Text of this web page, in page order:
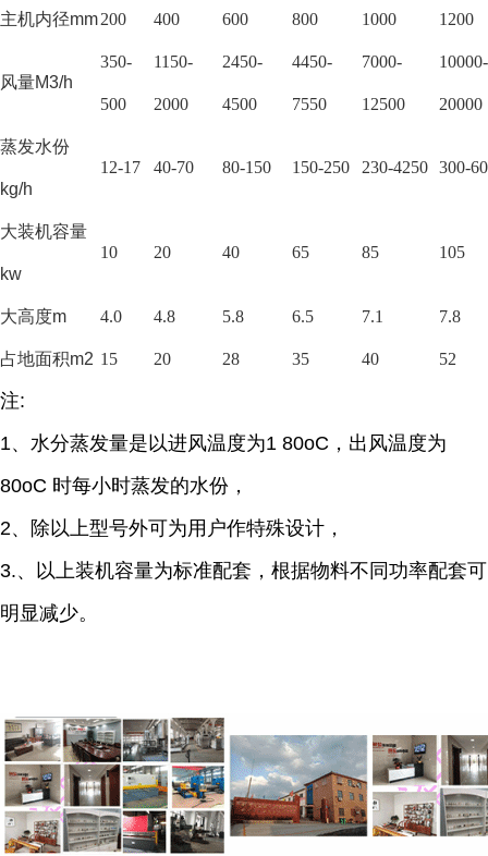
主机内径mm200 400 600 800 1000 1200
风量M3/h
350-
500
1150-
2000
2450-
4500
4450-
7550
7000-
12500
10000-
20000
蒸发水份
kg/h
12-17 40-70 80-150 150-250 230-4250 300-
大装机容量
kw
10 20 40 65 85 105
大高度m 4.0 4.8 5.8 6.5 7.1 7.8
占地面积m2 15 20 28 35 40 52
注:
1、 水分蒸发量是以进风温度为1 80oC，出风温度为
80oC 时每小时蒸发的水份，
2、除以上型号外可为用户作特殊设计，
3.、
以上装机容量为标准配套，根据物料不同功率配套可
明显减少。